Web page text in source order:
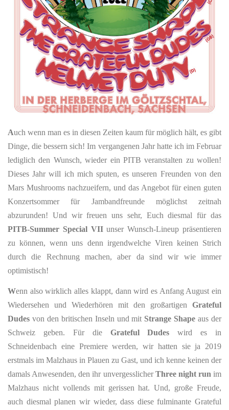
Auch wenn man es in diesen Zeiten kaum für möglich hält, es gibt
Dinge, die bessern sich! Im vergangenen Jahr hatte ich im Februar
lediglich den Wunsch, wieder ein PITB veranstalten zu wollen!
Dieses Jahr will ich mich sputen, es unseren Freunden von den
Mars Mushrooms nachzueifern, und das Angebot für einen guten
Konzertsommer für Jambandfreunde möglichst zeitnah
abzurunden! Und wir freuen uns sehr, Euch diesmal für das
PITB-Summer Special VIIunser Wunsch-Lineup präsentieren
zu können, wenn uns denn irgendwelche Viren keinen Strich
durch die Rechnung machen, aber da sind wir wie immer
optimistisch!
Wenn also wirklich alles klappt, dann wird es Anfang August ein
Wiedersehen und Wiederhören mit den großartigen Grateful
Dudes von den britischen Inseln und mit Strange Shape aus der
Schweiz geben. Für die Grateful Dudes wird es in
Schneidenbach eine Premiere werden, wir hatten sie ja 2019
erstmals im Malzhaus in Plauen zu Gast, und ich kenne keinen der
damals Anwesenden, den ihr unvergesslicherThree night run im
Malzhaus nicht vollends mit gerissen hat. Und, große Freude,
auch diesmal planen wir wieder, dass diese fulminante Grateful